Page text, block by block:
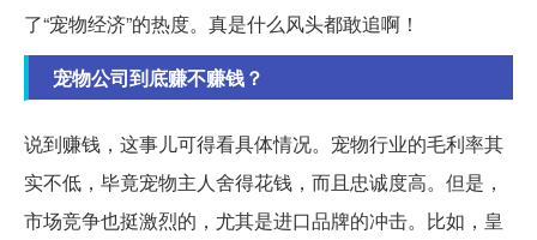
了“宠物经济”的热度。真是什么风头都敢追啊！
宠物公司到底赚不赚钱？
说到赚钱，这事儿可得看具体情况。宠物行业的毛利率其
实不低，毕竟宠物主人舍得花钱，而且忠诚度高。但是，
市场竞争也挺激烈的，尤其是进口品牌的冲击。比如，皇